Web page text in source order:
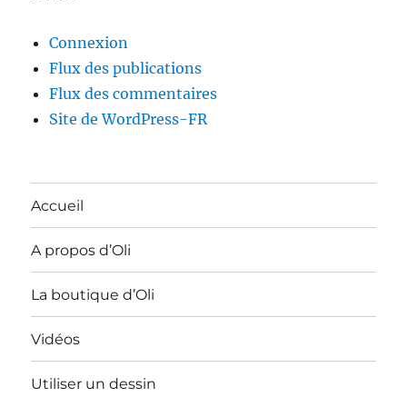
Connexion
Flux des publications
Flux des commentaires
Site de WordPress-FR
Accueil
A propos d’Oli
La boutique d’Oli
Vidéos
Utiliser un dessin